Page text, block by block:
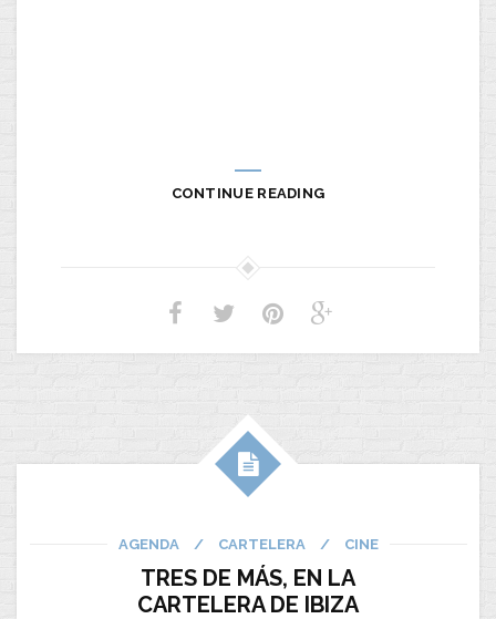
CONTINUE READING
AGENDA / CARTELERA / CINE
TRES DE MÁS, EN LA
CARTELERA DE IBIZA